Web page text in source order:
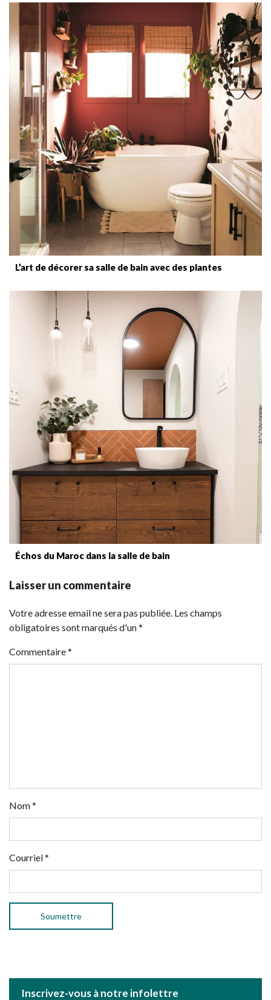
L’art de décorer sa salle de bain avec des plantes
Échos du Maroc dans la salle de bain
Laisser un commentaire
Votre adresse email ne sera pas publiée. Les champs
obligatoires sont marqués d'un *
Commentaire*
Nom*
Courriel*
Inscrivez-vous à notre infolettre